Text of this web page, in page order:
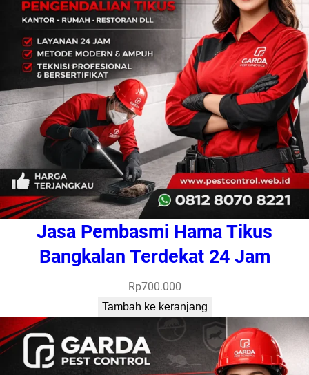
Jasa Pembasmi Hama Tikus
Bangkalan Terdekat 24 Jam
Rp700.000
Tambah ke keranjang